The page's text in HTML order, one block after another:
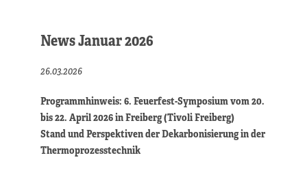
News Januar 2026
26.03.2026
Programmhinweis: 6. Feuerfest-Symposium vom 20.
bis 22. April 2026 in Freiberg (Tivoli Freiberg)
Stand und Perspektiven der Dekarbonisierung in der
Thermoprozesstechnik